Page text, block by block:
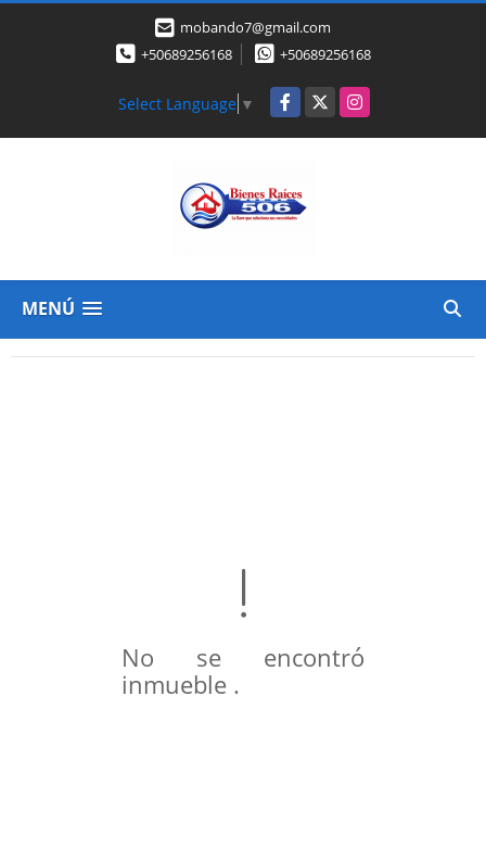
mobando7@gmail.com
+50689256168
+50689256168
Select Language ▼ Facebook
X Instagram
MENÚ
No se encontró
inmueble .